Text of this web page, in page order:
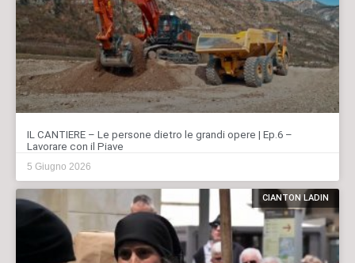
IL CANTIERE – Le persone dietro le grandi opere | Ep.6 –
Lavorare con il Piave
5 Giugno 2026
CIANTON LADIN